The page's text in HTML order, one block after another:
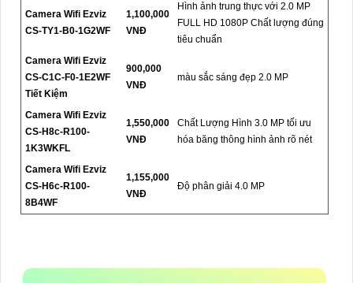
Camera Wifi Ezviz
CS-TY1-B0-1G2WF
1,100,000
VNĐ
Hình ảnh trung thực với 2.0 MP
FULL HD 1080P Chất lượng đúng
tiêu chuẩn
Camera Wifi Ezviz
CS-C1C-F0-1E2WF
Tiết Kiệm
900,000
VNĐ
màu sắc sáng đẹp 2.0 MP
Camera Wifi Ezviz
CS-H8c-R100-
1K3WKFL
1,550,000
VNĐ
Chất Lượng Hình 3.0 MP tối ưu
hóa băng thông hình ảnh rõ nét
Camera Wifi Ezviz
CS-H6c-R100-
8B4WF
1,155,000
VNĐ
Độ phân giải 4.0 MP